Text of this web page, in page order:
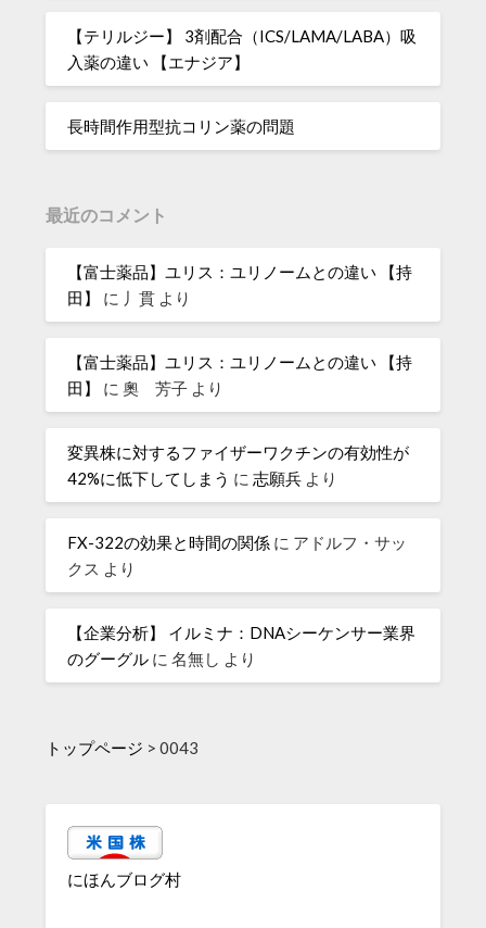
【テリルジー】 3剤配合（ICS/LAMA/LABA）吸
入薬の違い 【エナジア】
長時間作用型抗コリン薬の問題
最近のコメント
【富士薬品】ユリス：ユリノームとの違い 【持
田】
に 丿貫 より
【富士薬品】ユリス：ユリノームとの違い 【持
田】
に奧 芳子 より
変異株に対するファイザーワクチンの有効性が
42%に低下してしまう に志願兵 より
FX-322の効果と時間の関係 に アドルフ・サッ
クス より
【企業分析】 イルミナ：DNAシーケンサー業界
のグーグル に名無し より
トップページ >0043
にほんブログ村